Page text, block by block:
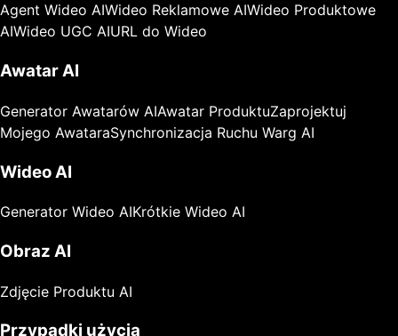
Agent Wideo AIWideo Reklamowe AIWideo Produktowe
AIWideo UGC AIURL do Wideo
Awatar AI
Generator Awatarów AIAwatar ProduktuZaprojektuj
Mojego AwataraSynchronizacja Ruchu Warg AI
Wideo AI
Generator Wideo AIKrótkie Wideo AI
Obraz AI
Zdjęcie Produktu AI
Przypadki użycia